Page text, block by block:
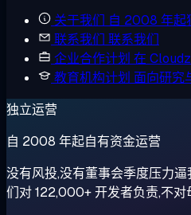
关于我们 自 2008 年起
联系我们 联系我们
企业合作计划 在
教育机构计划 面向研究
独立运营
自 2008 年起自有资金运营
没有风投,没有董事会季度压力
们对 122,000+ 开发者负责,不对